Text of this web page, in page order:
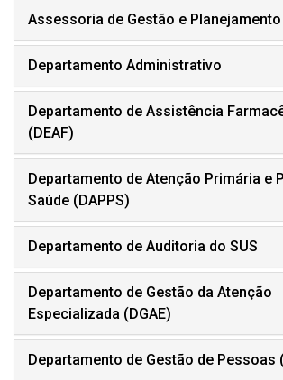
Assessoria de Gestão e
Departamento Administrativo
Departamento de Assistência
(DEAF)
Departamento de Atenção Primária e
Saúde (DAPPS)
Departamento de Auditoria do SUS
Departamento de Gestão da Atenção
Especializada (DGAE)
Departamento de Gestão de Pessoas